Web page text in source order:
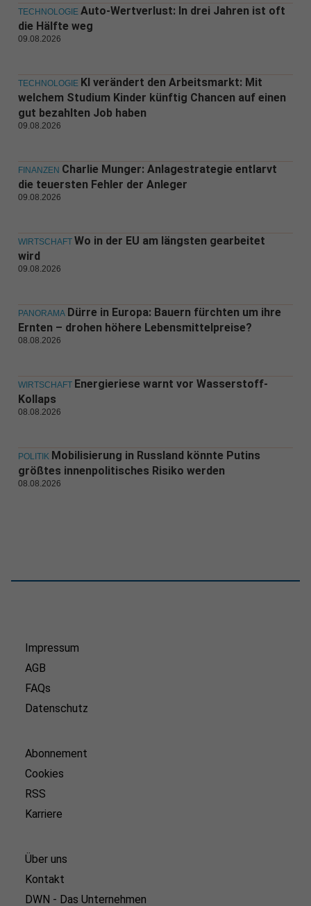
TECHNOLOGIE Auto-Wertverlust: In drei Jahren ist oft
die Hälfte weg
09.08.2026
TECHNOLOGIE KI verändert den Arbeitsmarkt: Mit
welchem Studium Kinder künftig Chancen auf einen
gut bezahlten Job haben
09.08.2026
FINANZEN Charlie Munger: Anlagestrategie entlarvt
die teuersten Fehler der Anleger
09.08.2026
WIRTSCHAFT Wo in der EU am längsten gearbeitet
wird
09.08.2026
PANORAMA Dürre in Europa: Bauern fürchten um ihre
Ernten – drohen höhere Lebensmittelpreise?
08.08.2026
WIRTSCHAFT Energieriese warnt vor Wasserstoff-
Kollaps
08.08.2026
POLITIK Mobilisierung in Russland könnte Putins
größtes innenpolitisches Risiko werden
08.08.2026
Impressum
AGB
FAQs
Datenschutz
Abonnement
Cookies
RSS
Karriere
Über uns
Kontakt
DWN - Das Unternehmen